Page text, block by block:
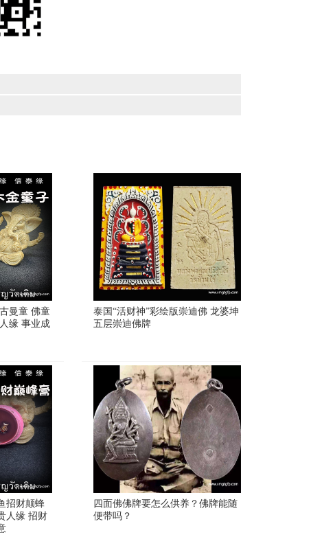
曼童 佛童
缘 事业成
泰国“活财神”彩绘版崇迪佛 龙婆坤
五层崇迪佛牌
招财颠蜂
人缘 招财
四面佛佛牌要怎么供养？佛牌能随
便带吗？